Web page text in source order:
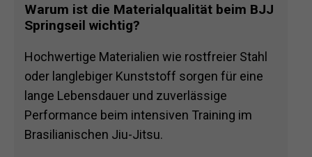
Warum ist die Materialqualität beim BJJ
Springseil wichtig?
Hochwertige Materialien wie rostfreier Stahl
oder langlebiger Kunststoff sorgen für eine
lange Lebensdauer und zuverlässige
Performance beim intensiven Training im
Brasilianischen Jiu-Jitsu.